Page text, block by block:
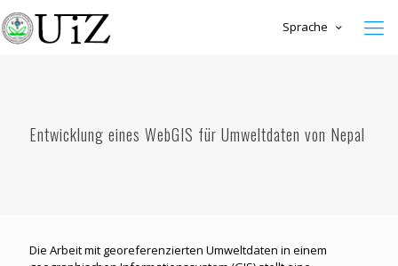
Sprache
Entwicklung eines WebGIS für Umweltdaten von Nepal
Die Arbeit mit georeferenzierten Umweltdaten in einem